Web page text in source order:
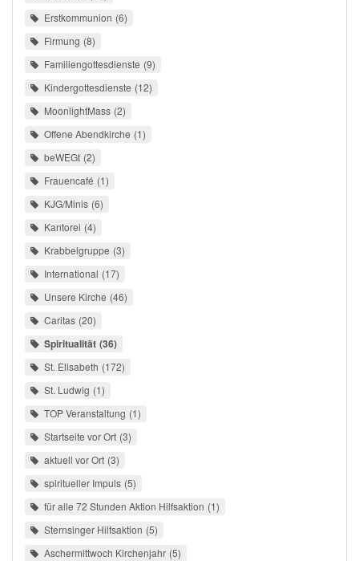
Erstkommunion 6
Firmung 8
Familiengottesdienste 9
Kindergottesdienste 12
MoonlightMass 2
Offene Abendkirche 1
beWEGt 2
Frauencafé 1
KJG/Minis 6
Kantorei 4
Krabbelgruppe 3
International 17
Unsere Kirche 46
Caritas 20
Spiritualität 36
St. Elisabeth 172
St. Ludwig 1
TOP Veranstaltung 1
Startseite vor Ort 3
aktuell vor Ort 3
spiritueller Impuls 5
für alle 72 Stunden Aktion Hilfsaktion 1
Sternsinger Hilfsaktion 5
Aschermittwoch Kirchenjahr 5